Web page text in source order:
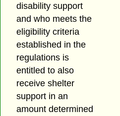
disability support
and who meets the
eligibility criteria
established in the
regulations is
entitled to also
receive shelter
support in an
amount determined